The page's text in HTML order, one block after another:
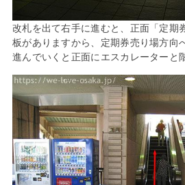
改札を出て右手に進むと、正面「定
板がありますから、定期券売り場方向
進んでいくと正面にエスカレーターと